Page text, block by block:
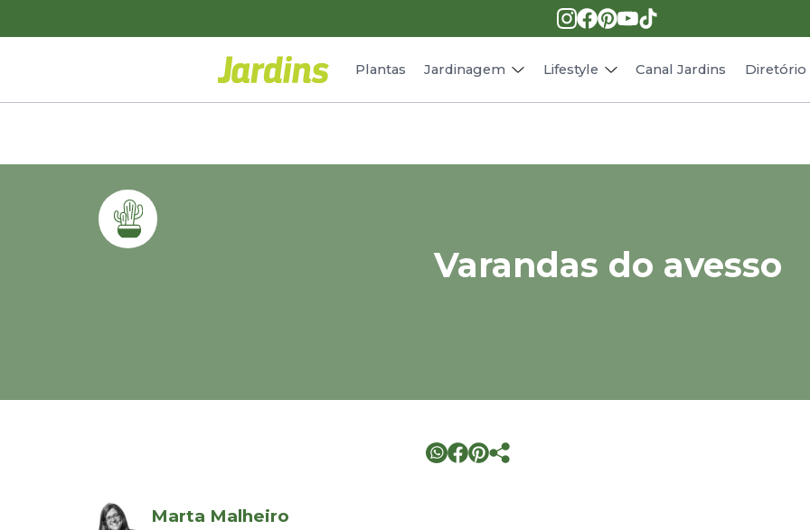
Plantas Jardinagem Lifestyle
Receitas
Canal Jardins Diretório
Varandas do avesso
Marta Malheiro